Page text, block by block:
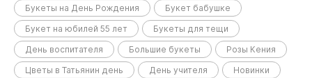
Букеты на День Рождения
Букет бабушке
Букет на юбилей 55 лет
Букеты для тещи
День воспитателя
Большие букеты
Розы Кения
Цветы в Татьянин день
День учителя
Новинки